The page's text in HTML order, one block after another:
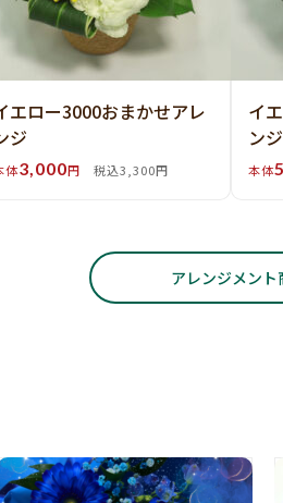
エロー3000おまかせアレ
ジ
体3,000円 税込3,300円
イ
ンジ
本体
アレンジメント